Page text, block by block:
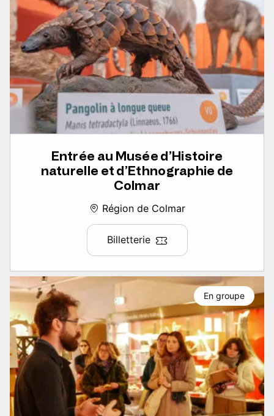
Entrée au Musée d’Histoire
naturelle et d’Ethnographie de
Colmar
Région de Colmar
Billetterie
En groupe